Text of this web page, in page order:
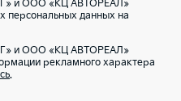
и ООО «КЦ АВТОРЕАЛ»
персональных данных на
и ООО «КЦ АВТОРЕАЛ»
рекламного характера
.